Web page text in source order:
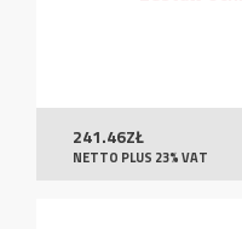
241.46ZŁ
NETTO PLUS 23% VAT